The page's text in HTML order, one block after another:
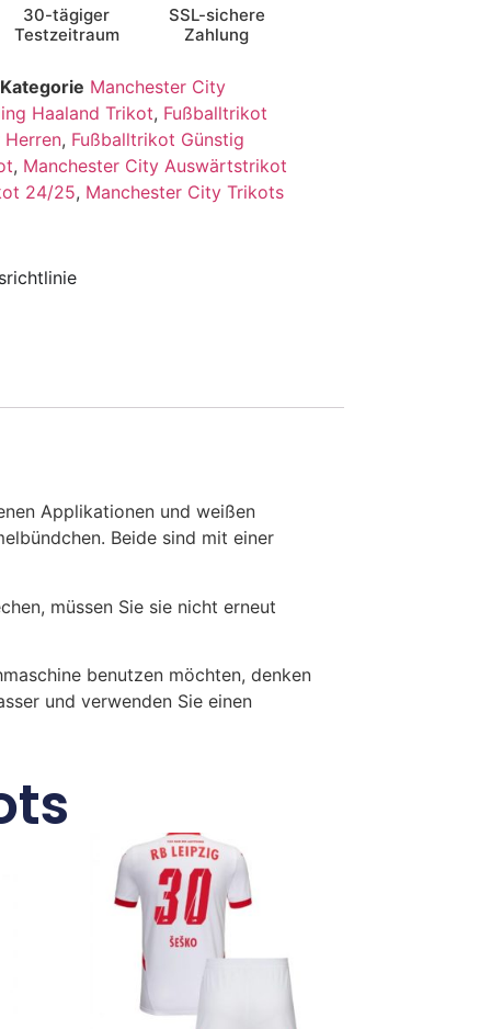
30-tägiger
Testzeitraum
SSL-sichere
Zahlung
Kategorie Manchester City
Haaland Trikot, Fußballtrikot
, Fußballtrikot Günstig
, Manchester City Auswärtstrikot
24/25, Manchester City Trikots
Applikationen und weißen
Beide sind mit einer
müssen Sie sie nicht erneut
benutzen möchten, denken
und verwenden Sie einen